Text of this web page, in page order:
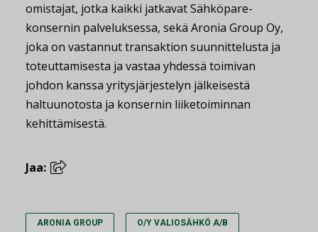
omistajat, jotka kaikki jatkavat Sähköpare-
konsernin palveluksessa, sekä Aronia Group Oy,
joka on vastannut transaktion suunnittelusta ja
toteuttamisesta ja vastaa yhdessä toimivan
johdon kanssa yritysjärjestelyn jälkeisestä
haltuunotosta ja konsernin liiketoiminnan
kehittämisestä.
Jaa:
ARONIA GROUP O/Y VALIOSÄHKÖ A/B